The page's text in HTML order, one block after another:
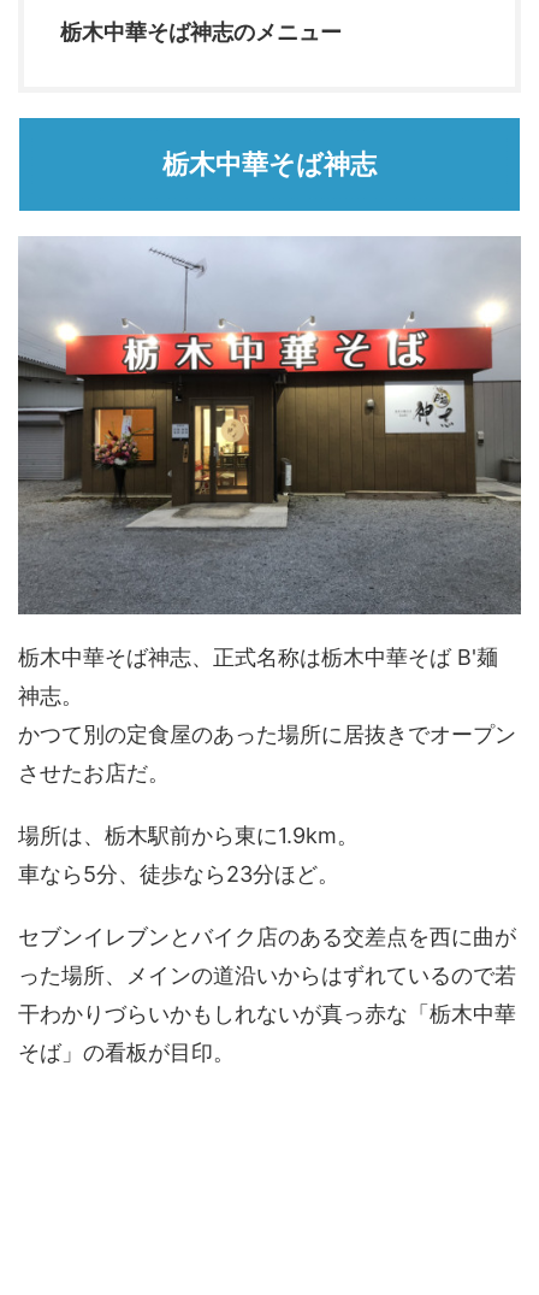
栃木中華そば神志のメニュー
栃木中華そば神志
栃木中華そば神志、正式名称は栃木中華そば B'麺
神志。
かつて別の定食屋のあった場所に居抜きでオープン
させたお店だ。
場所は、栃木駅前から東に1.9km。
車なら5分、徒歩なら23分ほど。
セブンイレブンとバイク店のある交差点を西に曲が
った場所、メインの道沿いからはずれているので若
干わかりづらいかもしれないが真っ赤な「栃木中華
そば」の看板が目印。